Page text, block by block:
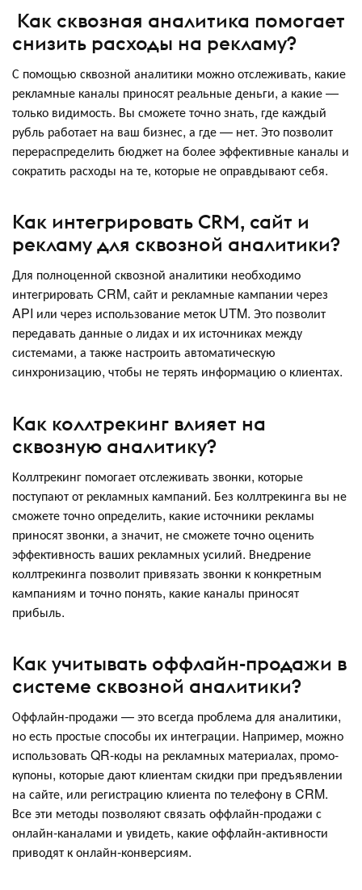
Как сквозная аналитика помогает
снизить расходы на рекламу?
С помощью сквозной аналитики можно отслеживать, какие
рекламные каналы приносят реальные деньги, а какие —
только видимость. Вы сможете точно знать, где каждый
рубль работает на ваш бизнес, а где — нет. Это позволит
перераспределить бюджет на более эффективные каналы и
сократить расходы на те, которые не оправдывают себя.
Как интегрировать CRM, сайт и
рекламу для сквозной аналитики?
Для полноценной сквозной аналитики необходимо
интегрировать CRM, сайт и рекламные кампании через
API или через использование меток UTM. Это позволит
передавать данные о лидах и их источниках между
системами, а также настроить автоматическую
синхронизацию, чтобы не терять информацию о клиентах.
Как коллтрекинг влияет на
сквозную аналитику?
Коллтрекинг помогает отслеживать звонки, которые
поступают от рекламных кампаний. Без коллтрекинга вы не
сможете точно определить, какие источники рекламы
приносят звонки, а значит, не сможете точно оценить
эффективность ваших рекламных усилий. Внедрение
коллтрекинга позволит привязать звонки к конкретным
кампаниям и точно понять, какие каналы приносят
прибыль.
Как учитывать оффлайн-продажи в
системе сквозной аналитики?
Оффлайн-продажи — это всегда проблема для аналитики,
но есть простые способы их интеграции. Например, можно
использовать QR-коды на рекламных материалах, промо-
купоны, которые дают клиентам скидки при предъявлении
на сайте, или регистрацию клиента по телефону в CRM.
Все эти методы позволяют связать оффлайн-продажи с
онлайн-каналами и увидеть, какие оффлайн-активности
приводят к онлайн-конверсиям.